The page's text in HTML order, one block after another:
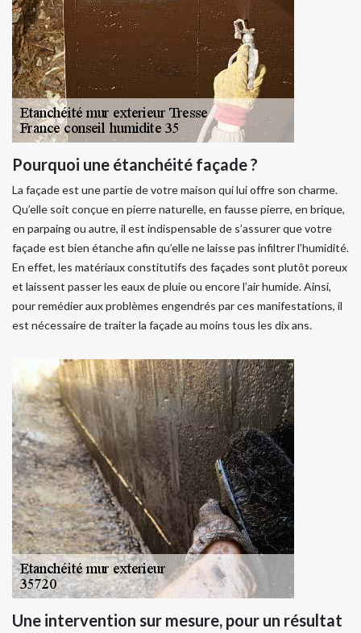
Pourquoi une étanchéité façade ?
La façade est une partie de votre maison qui lui offre son charme.
Qu’elle soit conçue en pierre naturelle, en fausse pierre, en brique,
en parpaing ou autre, il est indispensable de s’assurer que votre
façade est bien étanche afin qu’elle ne laisse pas infiltrer l’humidité.
En effet, les matériaux constitutifs des façades sont plutôt poreux
et laissent passer les eaux de pluie ou encore l’air humide. Ainsi,
pour remédier aux problèmes engendrés par ces manifestations, il
est nécessaire de traiter la façade au moins tous les dix ans.
Une intervention sur mesure, pour un résultat